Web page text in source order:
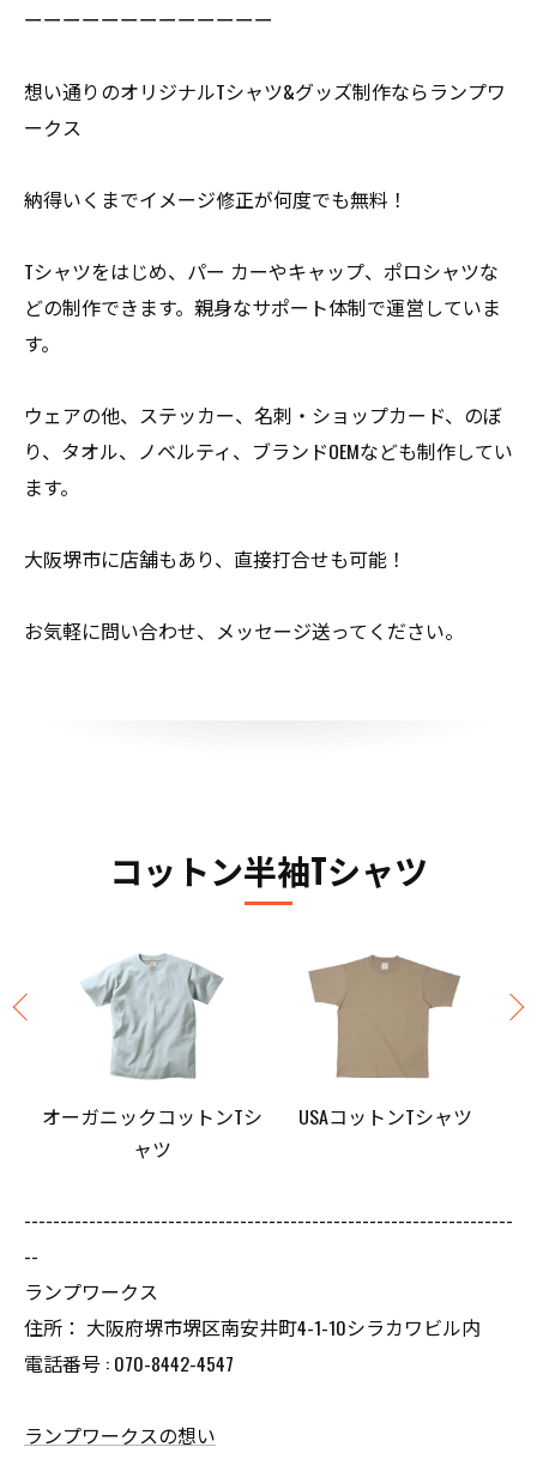
ーーーーーーーーーーーーー
想い通りのオリジナルTシャツ&グッズ制作ならランプワ
ークス
納得いくまでイメージ修正が何度でも無料！
Tシャツをはじめ、パー カーやキャップ、ポロシャツな
どの制作できます。親身なサポート体制で運営していま
す。
ウェアの他、ステッカー、名刺・ショップカード、のぼ
り、タオル、ノベルティ、ブランドOEMなども制作してい
ます。
大阪堺市に店舗もあり、直接打合せも可能！
お気軽に問い合わせ、メッセージ送ってください。
コットン半袖Tシャツ
オーガニックコットンTシ
ャツ
USAコットンTシャツ
--------------------------------------------------------------------
--
ランプワークス
住所： 大阪府堺市堺区南安井町4-1-10シラカワビル内
電話番号 : 070-8442-4547
ランプワークスの想い